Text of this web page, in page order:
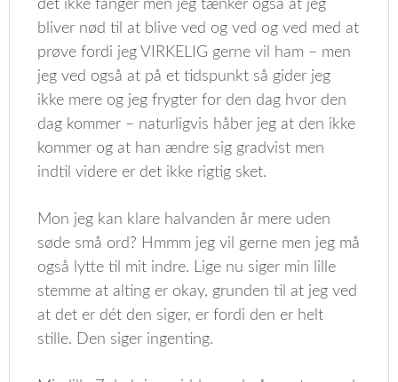
det ikke fanger men jeg tænker også at jeg
bliver nød til at blive ved og ved og ved med at
prøve fordi jeg VIRKELIG gerne vil ham – men
jeg ved også at på et tidspunkt så gider jeg
ikke mere og jeg frygter for den dag hvor den
dag kommer – naturligvis håber jeg at den ikke
kommer og at han ændre sig gradvist men
indtil videre er det ikke rigtig sket.
Mon jeg kan klare halvanden år mere uden
søde små ord? Hmmm jeg vil gerne men jeg må
også lytte til mit indre. Lige nu siger min lille
stemme at alting er okay, grunden til at jeg ved
at det er dét den siger, er fordi den er helt
stille. Den siger ingenting.